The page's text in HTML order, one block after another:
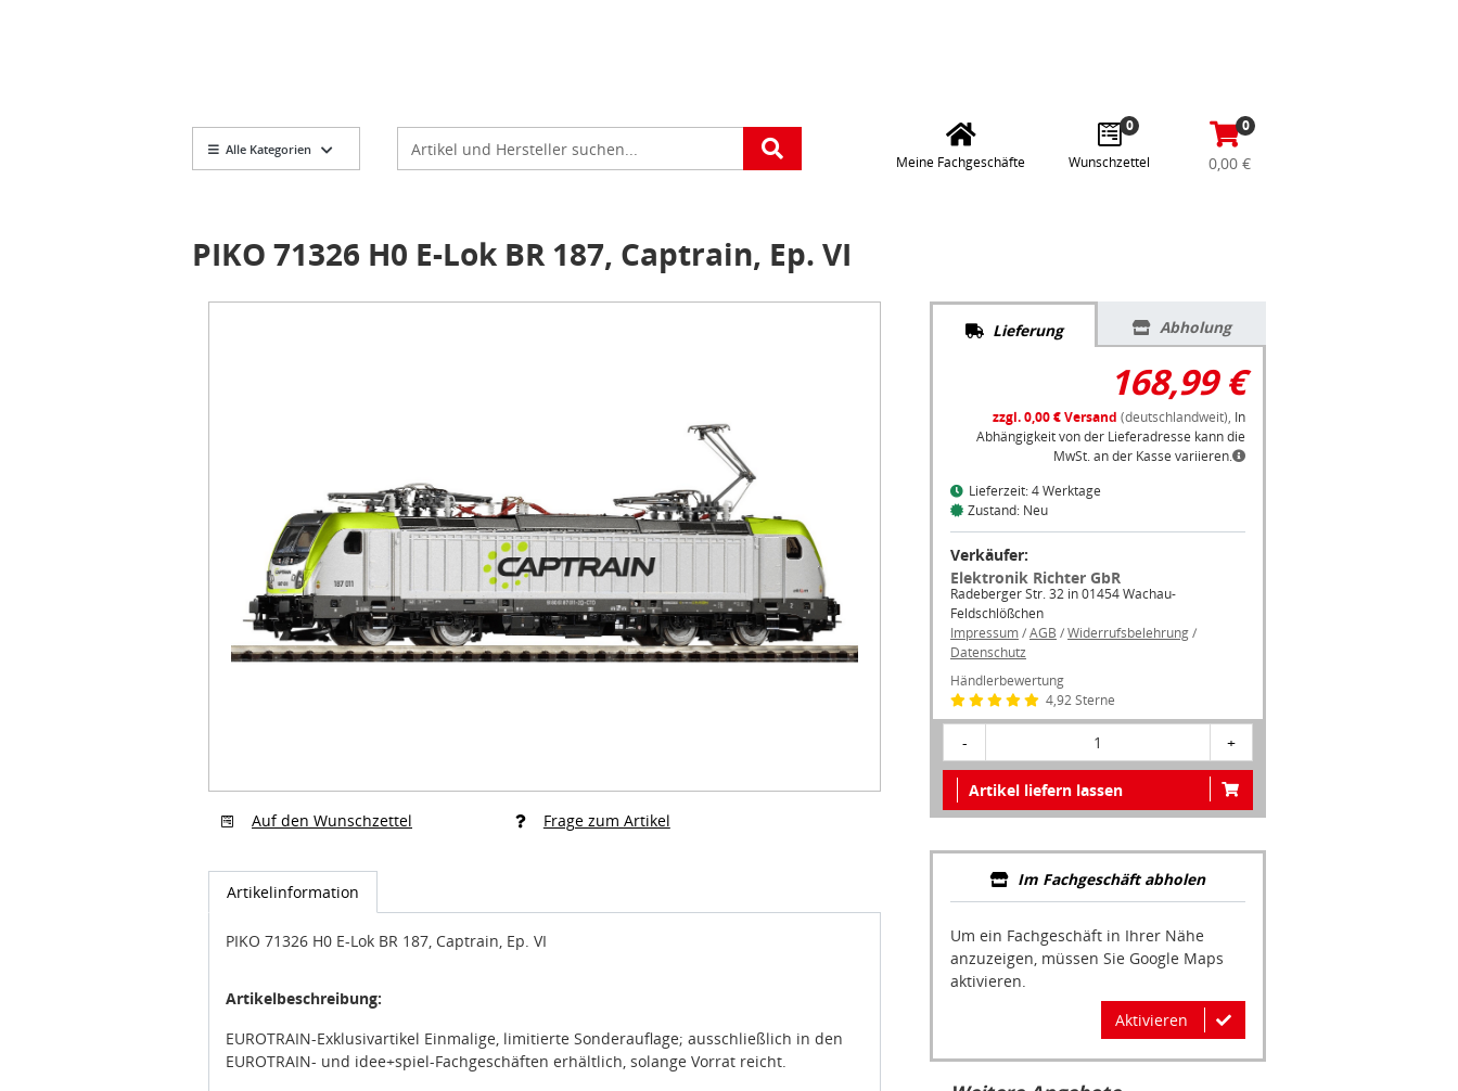
Alle Kategorien
Meine Fachgeschäfte
Wunschzettel
0,00 €
PIKO 71326 H0 E-Lok BR 187, Captrain, Ep. VI
Item
Artikelinformation
PIKO 71326 H0 E-Lok BR 187, Captrain, Ep. VI
EUROTRAIN- und idee+spiel-Fachgeschäften erhältlich, solange Vorrat reicht.
Lieferung
168,99 €
(deutschlandweit),In
Abhängigkeit von der Lieferadresse kann die
MwSt. an der Kasse variieren.
Zustand: Neu
Verkäufer:
Elektronik Richter GbR
Radeberger Str. 32 in 01454 Wachau-
Feldschlößchen
Impressum/AGB
Datenschutz
Händlerbewertung
4,92 Sterne
- 1 +
Artikel liefern lassen
Im Fachgeschäft abholen
anzuzeigen, müssen Sie Google Maps
aktivieren.
Aktivieren
Weitere Angebote